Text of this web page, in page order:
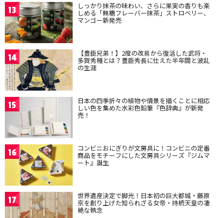
13 しっかり抹茶の味わい、さらに果実の香りも楽
しめる「無糖フレーバー抹茶」ストロベリー、
マンゴー新発売
14 【豊臣兄弟！】2度の改易から復活した武将・
多賀秀種とは？豊臣秀長に仕えた半年間と波乱
の生涯
15 日本の四季折々の植物や情景を描くことに相応
しい色を集めた水彩色鉛筆『色辞典』が新発
売！
16 コンビニおにぎりが文房具に！コンビニの定番
商品をモチーフにした文房具シリーズ『ジムマ
ート』誕生
17 世界遺産決定で脚光！日本初の巨大都城・藤原
京を創り上げた知られざる女帝・持統天皇の凄
絶な執念